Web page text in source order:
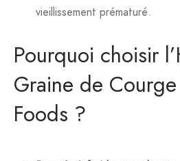
vieillissement prématuré.
Pourquoi choisir
Graine de
Foods ?